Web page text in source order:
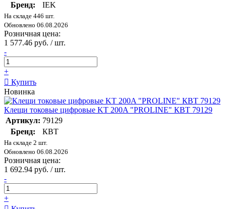
Бренд:
IEK
На складе 446 шт.
Обновлено 06.08.2026
Розничная цена:
1 577.46 руб. / шт.
-
+
Купить
Новинка
Клещи токовые цифровые KT 200A "PROLINE" КВТ 79129
Артикул: 79129
Бренд:
КВТ
На складе 2 шт.
Обновлено 06.08.2026
Розничная цена:
1 692.94 руб. / шт.
-
+